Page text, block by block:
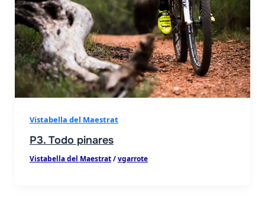
Vistabella del Maestrat
P3. Todo pinares
Vistabella del Maestrat/vgarrote